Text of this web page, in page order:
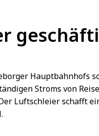
Hauptbahnhofs
Stroms von
Luftschleier schafft